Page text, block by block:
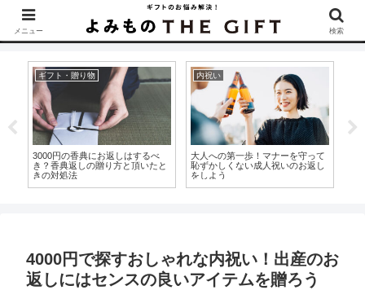
▶︎カタログギフトを探すなら『ソムリエ＠ギフト』をCheck！
第一歩！マナーを守って
くない成人祝いのお返し
カタログギフト
カタログギフトのハガキ紛失！申
し込みできない時に慌てないため
の対処法を解説！
ギフト・贈り物
インフルエンザ
し入れに喜ばれ
4000円で探すおしゃれな内祝い！出産のお
返しにはセンスの良いアイテムを贈ろう
メニュー 検索